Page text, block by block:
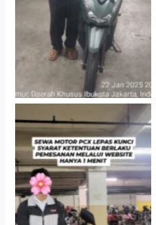
Hotel Kartika Chandra,